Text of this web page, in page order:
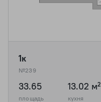
1к
№239
33.65
площадь
13.02 м²
кухня